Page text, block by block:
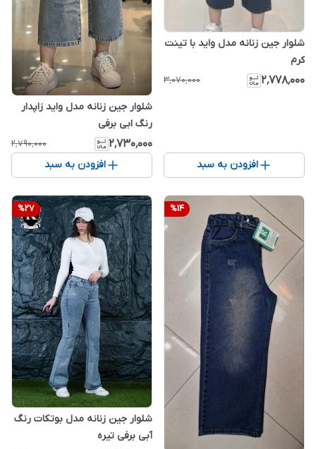
شلوار جین زنانه مدل واید با تینت
کرم
۲٬۷۷۸٬۰۰۰ ۳٬۰۷۰٬۰۰۰
افزودن به سبد
شلوار جین زنانه مدل واید زاپدار
رنگ ابی برفی
۲٬۷۳۰٬۰۰۰ ۲٬۷۹۰٬۰۰۰
افزودن به سبد
%14
%27
شلوار جین زنانه مدل بوتکات رنگ
آبی برفی تیره